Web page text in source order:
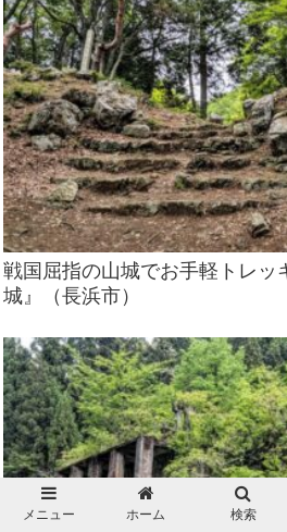
戦国屈指の山城でお手軽トレッ
城』（長浜市）
メニュー ホーム 検索